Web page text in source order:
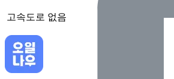
고속도로 없음